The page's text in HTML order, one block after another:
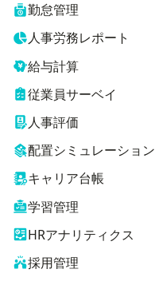
勤怠管理
人事労務レポート
給与計算
従業員サーベイ
人事評価
配置シミュレーション
キャリア台帳
学習管理
HRアナリティクス
採用管理